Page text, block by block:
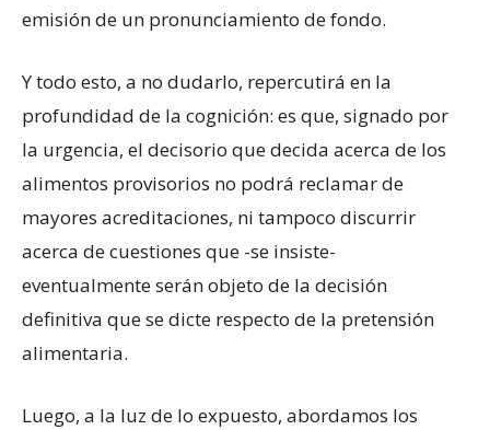
emisión de un pronunciamiento de fondo.
Y todo esto, a no dudarlo, repercutirá en la
profundidad de la cognición: es que, signado por
la urgencia, el decisorio que decida acerca de los
alimentos provisorios no podrá reclamar de
mayores acreditaciones, ni tampoco discurrir
acerca de cuestiones que -se insiste-
eventualmente serán objeto de la decisión
definitiva que se dicte respecto de la pretensión
alimentaria.
Luego, a la luz de lo expuesto, abordamos los